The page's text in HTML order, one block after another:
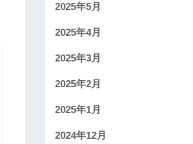
2025年5月
2025年4月
2025年3月
2025年2月
2025年1月
2024年12月